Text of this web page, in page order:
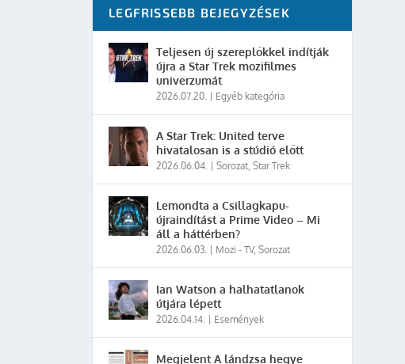
LEGFRISSEBB BEJEGYZÉSEK
Teljesen új szereplőkkel indítják
újra a Star Trek mozifilmes
univerzumát
2026.07.20. Egyéb kategória
A Star Trek: United terve
hivatalosan is a stúdió előtt
2026.06.04. |Sorozat,Star Trek
Lemondta a Csillagkapu-
újraindítást a Prime Video – Mi
áll a háttérben?
2026.06.03. Mozi - TV,Sorozat
Ian Watson a halhatatlanok
útjára lépett
2026.04.14. Események
Megjelent A lándzsa hegye